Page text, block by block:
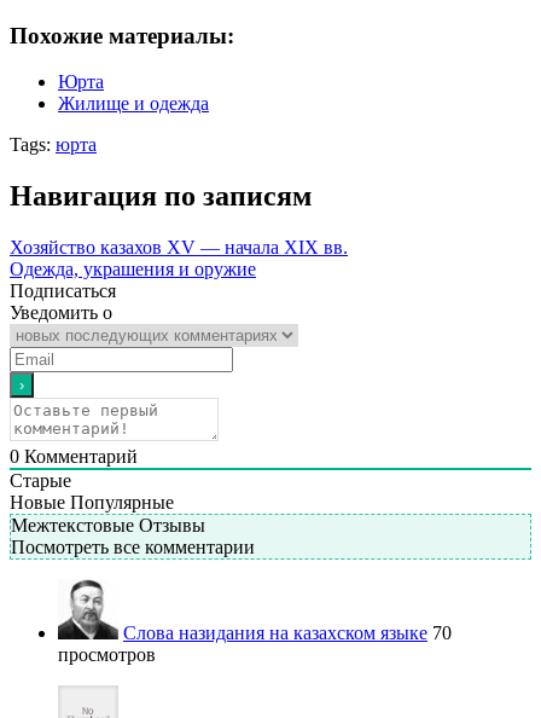
Похожие материалы:
Юрта
Жилище и одежда
Tags: юрта
Навигация по записям
Хозяйство казахов XV — начала XIX вв.
Одежда, украшения и оружие
Подписаться
Уведомить о
0 Комментарий
Старые
Новые Популярные
Межтекстовые Отзывы
Посмотреть все комментарии
Слова назидания на казахском языке 70
просмотров